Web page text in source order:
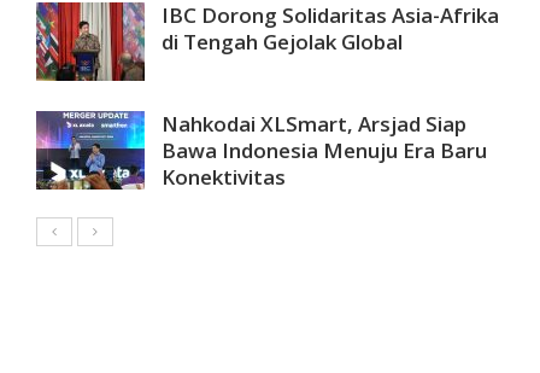
IBC Dorong Solidaritas Asia-Afrika
di Tengah Gejolak Global
Nahkodai XLSmart, Arsjad Siap
Bawa Indonesia Menuju Era Baru
Konektivitas